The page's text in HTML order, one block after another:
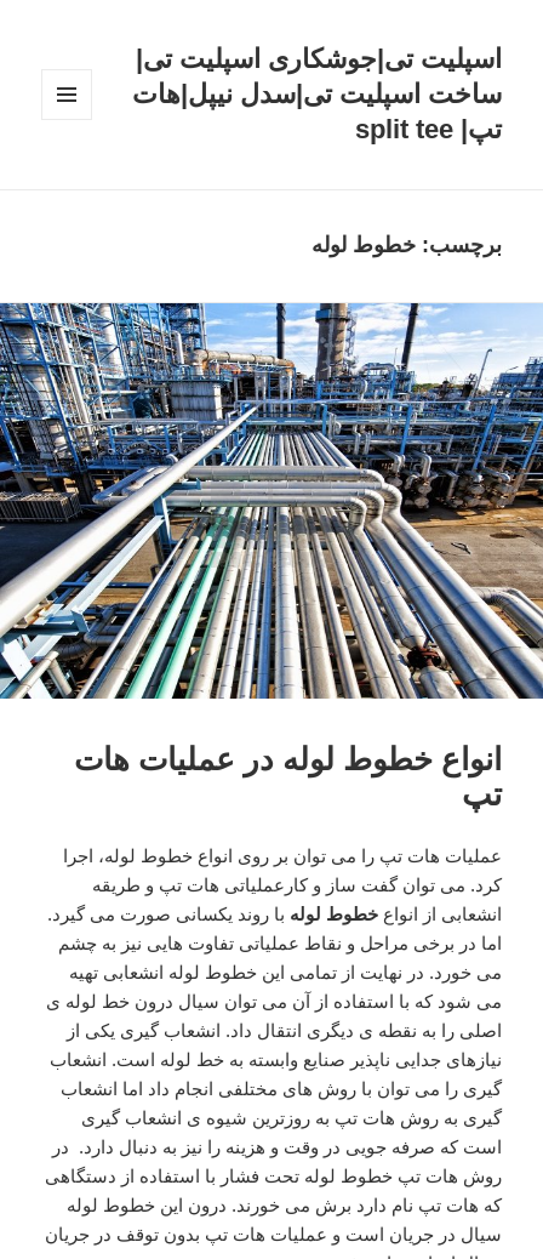
اسپلیت تی|جوشکاری اسپلیت تی|
ساخت اسپلیت تی|سدل نیپل|هات
تپ| split tee
برچسب: خطوط لوله
انواع خطوط لوله در عملیات هات
تپ
عملیات هات تپ را می توان بر روی انواع خطوط لوله، اجرا
کرد. می توان گفت ساز و کارعملیاتی هات تپ و طریقه
انشعابی از انواعخطوط لوله با روند یکسانی صورت می گیرد.
اما در برخی مراحل و نقاط عملیاتی تفاوت هایی نیز به چشم
می خورد. در نهایت از تمامی این خطوط لوله انشعابی تهیه
می شود که با استفاده از آن می توان سیال درون خط لوله ی
اصلی را به نقطه ی دیگری انتقال داد. انشعاب گیری یکی از
نیازهای جدایی ناپذیر صنایع وابسته به خط لوله است. انشعاب
گیری را می توان با روش های مختلفی انجام داد اما انشعاب
گیری به روش هات تپ به روزترین شیوه ی انشعاب گیری
است که صرفه جویی در وقت و هزینه را نیز به دنبال دارد. در
روش هات تپ خطوط لوله تحت فشار با استفاده از دستگاهی
که هات تپ نام دارد برش می خورند. درون این خطوط لوله
سیال در جریان است و عملیات هات تپ بدون توقف در جریان